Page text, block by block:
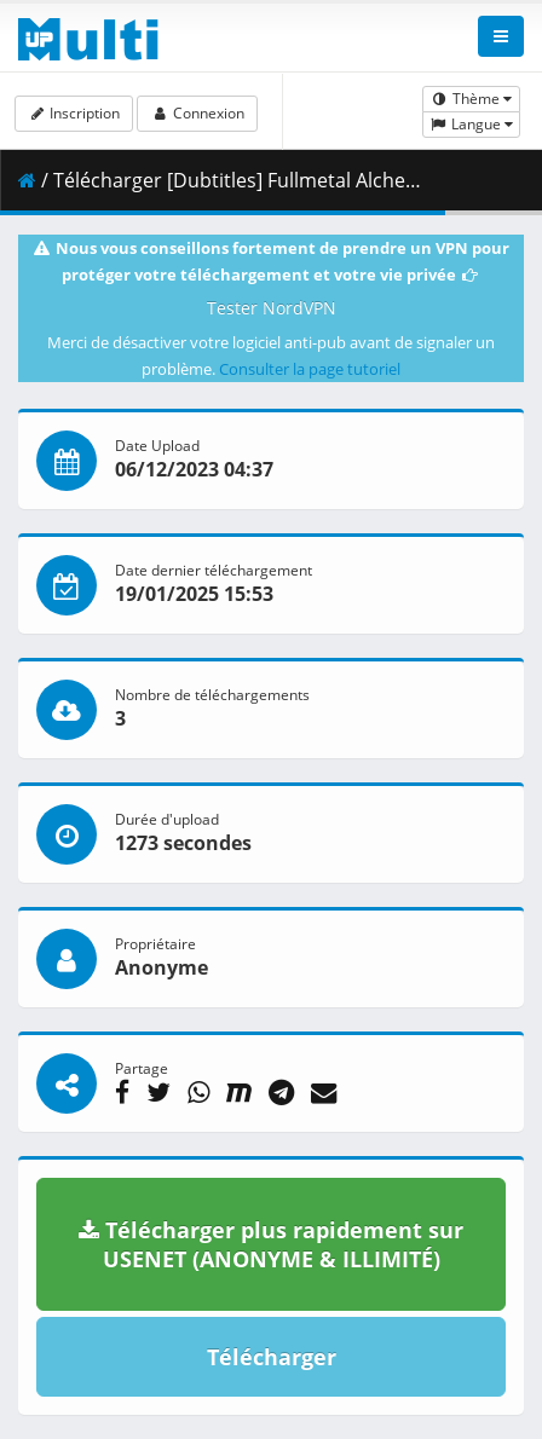
Thème
Langue
Inscription Connexion
/ Télécharger [Dubtitles] Fullmetal Alchemist Brotherhood - 01 (BD 1080p) [AF59D371].mkv.002 ( 394.15 MB )
Nous vous conseillons fortement de prendre un VPN pour
protéger votre téléchargement et votre vie privée
Tester NordVPN
Merci de désactiver votre logiciel anti-pub avant de signaler un
problème. Consulter la page tutoriel
Date Upload
06/12/2023 04:37
Date dernier téléchargement
19/01/2025 15:53
Nombre de téléchargements
3
Durée d'upload
1273 secondes
Propriétaire
Anonyme
Partage
Télécharger plus rapidement sur
USENET (ANONYME & ILLIMITÉ)
Télécharger